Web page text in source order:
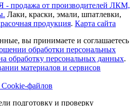
- продажа от производителей ЛКМ,
Лаки, краски, эмали, шпатлевки,
продукция. Карта сайта
вы принимаете и соглашаетесь
обработки персональных
обработку персональных данных.
материалов и сервисов
файлов
подготовку и проверку